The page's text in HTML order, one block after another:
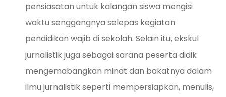
pensiasatan untuk kalangan siswa mengisi
waktu senggangnya selepas kegiatan
pendidikan wajib di sekolah. Selain itu, ekskul
jurnalistik juga sebagai sarana peserta didik
mengemabangkan minat dan bakatnya dalam
ilmu jurnalistik seperti mempersiapkan, menulis,